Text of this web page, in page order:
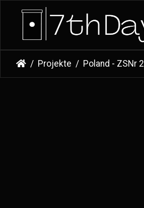
Projekte Poland - ZSNr 2